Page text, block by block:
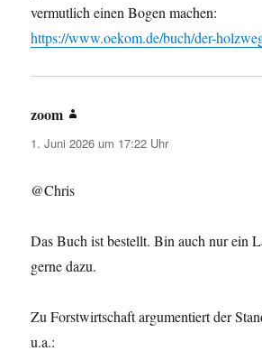
vermutlich einen Bogen machen:
https://www.oekom.de/buch/der-
zoom
1. Juni 2026 um 17:22 Uhr
@Chris
Das Buch ist bestellt. Bin auch nur ein
gerne dazu.
Zu Forstwirtschaft argumentiert der
u.a.: